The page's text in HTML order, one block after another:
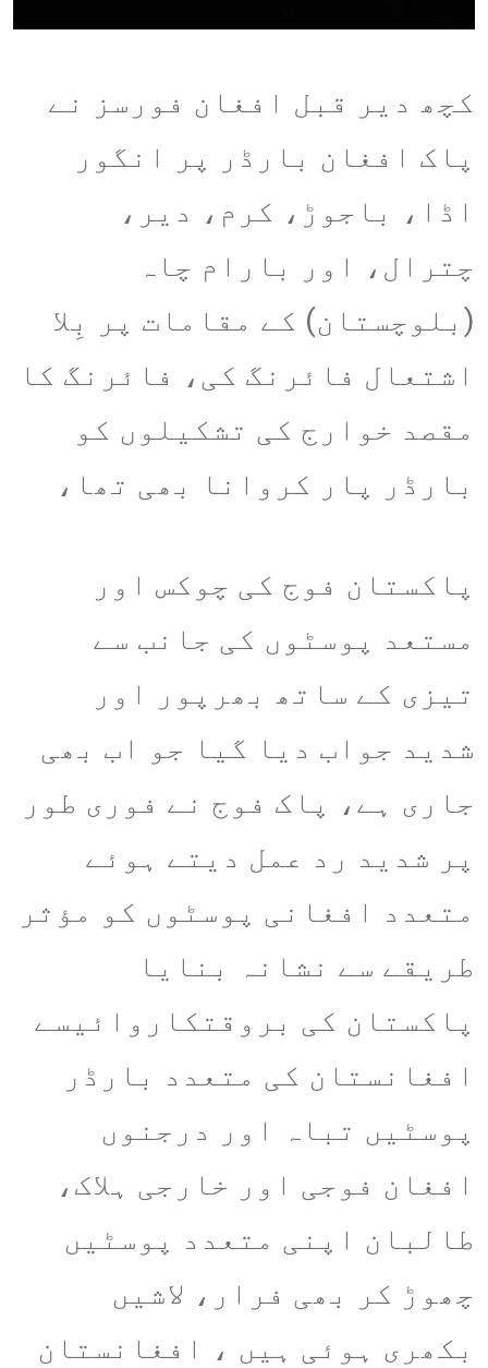
کچھ دیر قبل افغان فورسز نے
پاک افغان بارڈر پر انگور
اڈا، باجوڑ، کرم، دیر،
چترال، اور بارام چاہ
(بلوچستان) کے مقامات پر بِلا
اشتعال فائرنگ کی، فائرنگ کا
مقصد خوارج کی تشکیلوں کو
بارڈر پار کروانا بھی تھا،
پاکستان فوج کی چوکس اور
مستعد پوسٹوں کی جانب سے
تیزی کے ساتھ بھرپور اور
شدید جواب دیا گیا جو اب بھی
جاری ہے، پاک فوج نے فوری طور
پر شدید رد عمل دیتے ہوئے
متعدد افغانی پوسٹوں کو مؤثر
طریقے سے نشانہ بنایا
پاکستان کی بروقتکاروائیسے
افغانستان کی متعدد بارڈر
پوسٹیں تباہ اور درجنوں
افغان فوجی اور خارجی ہلاک،
طالبان اپنی متعدد پوسٹیں
چھوڑ کر بھی فرار، لاشیں
بکھری ہوئی ہیں ، افغانستان